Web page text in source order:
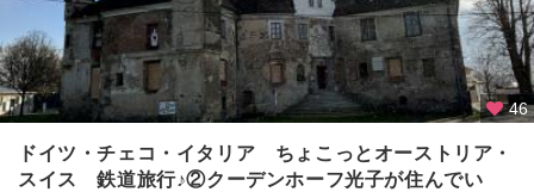
デ
ィ
ェ
ヴ
ィ
46
ドイツ・チェコ・イタリア ちょこっとオーストリア・
スイス 鉄道旅行♪②クーデンホーフ光子が住んでい